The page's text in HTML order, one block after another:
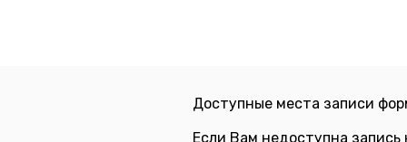
Доступные места записи
Если Вам недоступна